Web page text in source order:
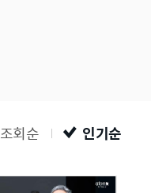
조회순 인기순